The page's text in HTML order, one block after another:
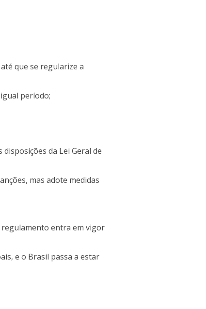
que se regularize a
período;
da Lei Geral de
mas adote medidas
regulamento entra em vigor
e o Brasil passa a estar